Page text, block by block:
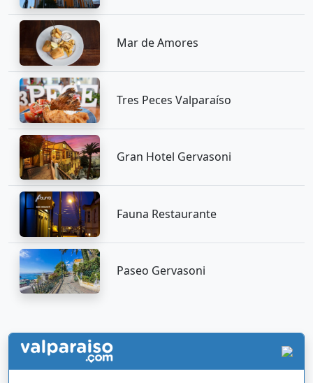
Mar de Amores
Tres Peces Valparaíso
Gran Hotel Gervasoni
Fauna Restaurante
Paseo Gervasoni